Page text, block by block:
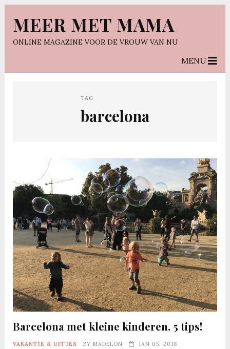
MEER MET MAMA
ONLINE MAGAZINE VOOR DE VROUW VAN NU
MENU
TAG
barcelona
Barcelona met kleine kinderen. 5 tips!
VAKANTIE & UITJES BY MADELON
JAN 05, 2018